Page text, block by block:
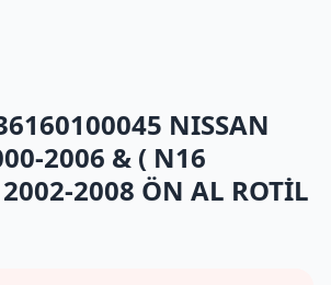
NISSAN
2006 & ( N16
2008 ÖN AL ROTİL